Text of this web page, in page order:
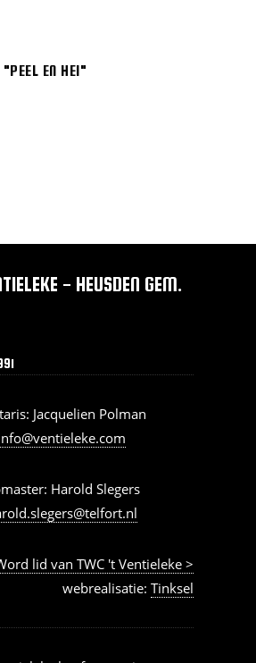
EN HEI"
- HEUSDEN GEM.
Jacquelien Polman
Harold Slegers
lid van TWC 't Ventieleke >
webrealisatie:Tinksel